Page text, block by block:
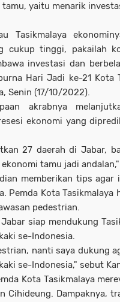
yaitu menarik
Tasikmalaya
cukup tinggi, pakailah
investasi dan
Hari Jadi ke-21 Kota
Senin (17/10/2022).
akrabnya
ekonomi yang
27 daerah di Jabar,
tamu jadi
memberikan tips
Pemda Kota
pedestrian.
siap mendukung
se-Indonesia.
nanti saya dukung
se-Indonesia," sebut
Kota Tasikmalaya
Cihideung. Dampaknya,